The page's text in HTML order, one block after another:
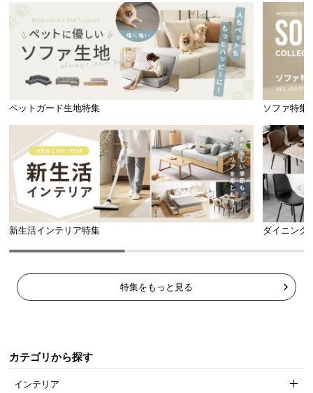
風合い豊かなウッド調
どんなテイストにも調和する美しい木目柄。木の素
材感が感じられる表情豊かな仕上がりです。
脚部には高い耐久性を誇るオーク材を使用。天然木
のやわらかな木目が温もりを感じさせます。
ペットガード生地特集 ソファ特集
新生活インテリア特集 ダイニング
特集をもっと見る
カテゴリから探す
インテリア